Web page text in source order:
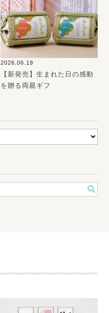
2026.06.19
【新発売】生まれた日の感動
を贈る両親ギフ